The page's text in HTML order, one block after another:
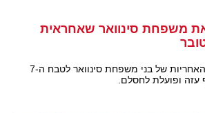
משפחת סינוואר שאחראית
ישראל לא שוכחת את האחריות של בני משפחת סינוואר לטבח ה-7
עזה ופועלת לחסלם.